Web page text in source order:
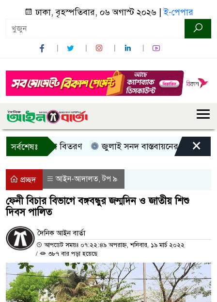
ঢাকা, বৃহস্পতিবার, ০৬ অগাস্ট ২০২৬ |ই-পেপার
সর্বশেষঃ
নগদ সহায়তা বিতরণ জুলাই সনদ বাস্তবায়নের দাবিতে×
প্রচ্ছদ আইন-আদালত,টপ ৯
ফেনী বিচার বিভাগে বঙ্গবন্ধুর জন্মদিন ও জাতীয় শিশু
দিবস পালিত
দৈনিক আইন বার্তা
আপডেট সময়ঃ ০৭:২২:৪৯ অপরাহ্ন, শনিবার, ১৯ মার্চ ২০২২
/
৩৮৭ বার পড়া হয়েছে